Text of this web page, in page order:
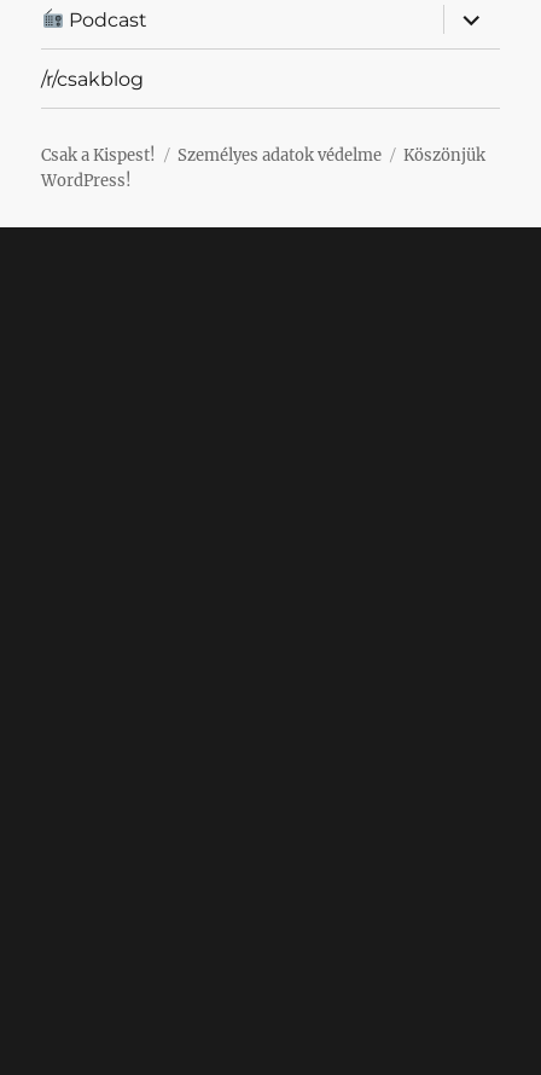
Podcast
almenü
/r/csakblog
Csak a Kispest! Személyes adatok védelme
Köszönjük
WordPress!